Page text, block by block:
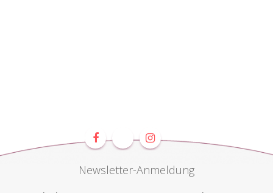
Newsletter-Anmeldung